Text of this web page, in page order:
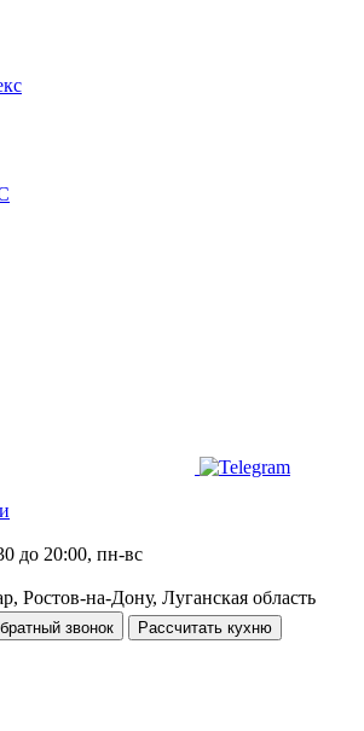
до 20:00, пн-вс
Ростов-на-Дону, Луганская область
звонок Рассчитать кухню